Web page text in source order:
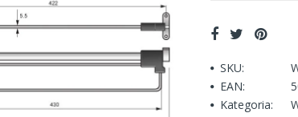
SKU:
EAN:
Kategoria: